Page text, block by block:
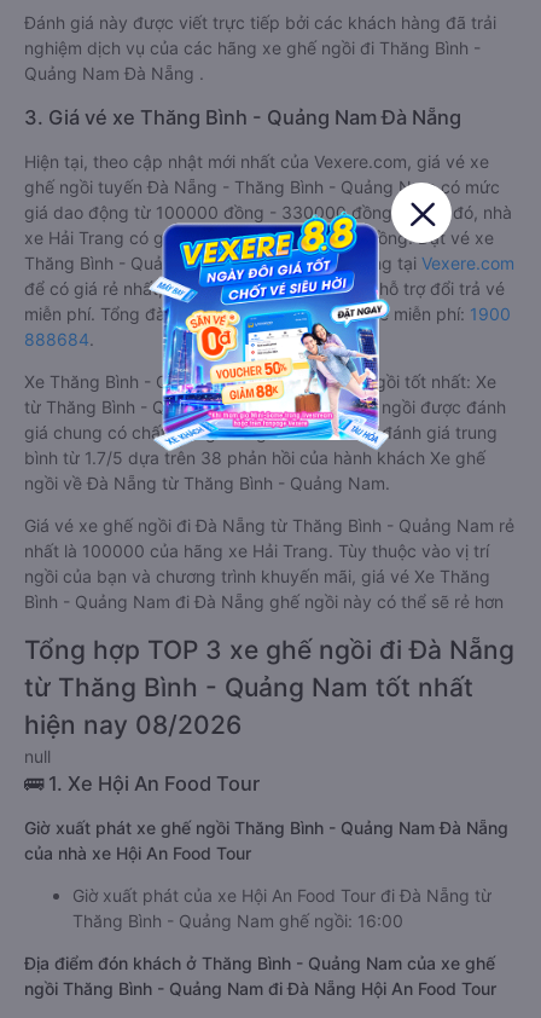
Đánh giá này được viết trực tiếp bởi các khách hàng đã trải
nghiệm dịch vụ của các hãng xe ghế ngồi đi Thăng Bình -
Quảng Nam Đà Nẵng .
3. Giá vé xe Thăng Bình - Quảng Nam Đà Nẵng
Hiện tại, theo cập nhật mới nhất của Vexere.com, giá vé xe
ghế ngồi tuyến Đà Nẵng - Thăng Bình - Quảng Nam có mức
giá dao động từ 100000 đồng - 330000 đồng. Trong đó, nhà
xe Hải Trang có giá vé rẻ nhất, chỉ 100000 đồng. Đặt vé xe
Thăng Bình - Quảng Nam Đà Nẵng chính hãng tại Vexere.com
để có giá rẻ nhất, đảm bảo giữ chỗ 100% và hỗ trợ đổi trả vé
miễn phí. Tổng đài tư vấn, đặt vé và đổi trả vé miễn phí: 1900
888684.
Xe Thăng Bình - Quảng Nam Đà Nẵng ghế ngồi tốt nhất: Xe
từ Thăng Bình - Quảng Nam đi Đà Nẵng ghế ngồi được đánh
giá chung có chất lượng Trung bình với điểm đánh giá trung
bình từ 1.7/5 dựa trên 38 phản hồi của hành khách Xe ghế
ngồi về Đà Nẵng từ Thăng Bình - Quảng Nam.
Giá vé xe ghế ngồi đi Đà Nẵng từ Thăng Bình - Quảng Nam rẻ
nhất là 100000 của hãng xe Hải Trang. Tùy thuộc vào vị trí
ngồi của bạn và chương trình khuyến mãi, giá vé Xe Thăng
Bình - Quảng Nam đi Đà Nẵng ghế ngồi này có thể sẽ rẻ hơn
Tổng hợp TOP 3 xe ghế ngồi đi Đà Nẵng
từ Thăng Bình - Quảng Nam tốt nhất
hiện nay 08/2026
null
🚌 1. Xe Hội An Food Tour
Giờ xuất phát xe ghế ngồi Thăng Bình - Quảng Nam Đà Nẵng
của nhà xe Hội An Food Tour
Giờ xuất phát của xe Hội An Food Tour đi Đà Nẵng từ
Thăng Bình - Quảng Nam ghế ngồi: 16:00
Địa điểm đón khách ở Thăng Bình - Quảng Nam của xe ghế
ngồi Thăng Bình - Quảng Nam đi Đà Nẵng Hội An Food Tour